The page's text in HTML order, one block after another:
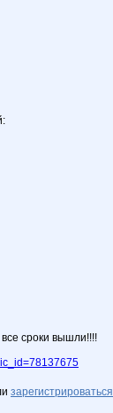
сроки вышли!!!!
зарегистрироваться